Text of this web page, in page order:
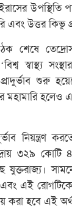
উপস্থিতি
এবং উত্তর কিভু
শেষে
স্বাস্থ্য
শুরু
মহামারি হলেও
নিয়ন্ত্রণ
৩২৯ কোটি
এবং এই
করা হবে এই